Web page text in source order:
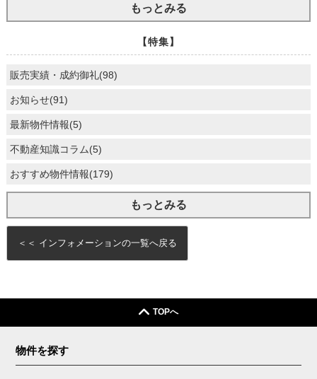
リーベスト西千葉
ルネアクシアム
ルネサンス・ヴィラズ・フォート
ルネ西船橋
ルミナス原木中山
レーベンハイム西船橋クールスクエア
レクセルプラザ西船橋
レクセルマンション西船橋
レクセル西船橋ウインドコート
レックス稲毛海岸
稲毛高浜南団地
稲毛高浜北団地
夏見台オークホームズ
宮野木ガーデンハイツ
検見川パークハウス
幸町西住宅
もっとみる
【特集】
販売実績・成約御礼(98)
お知らせ(91)
最新物件情報(5)
不動産知識コラム(5)
おすすめ物件情報(179)
もっとみる
＜＜ インフォメーションの一覧へ戻る
TOPへ
物件を探す